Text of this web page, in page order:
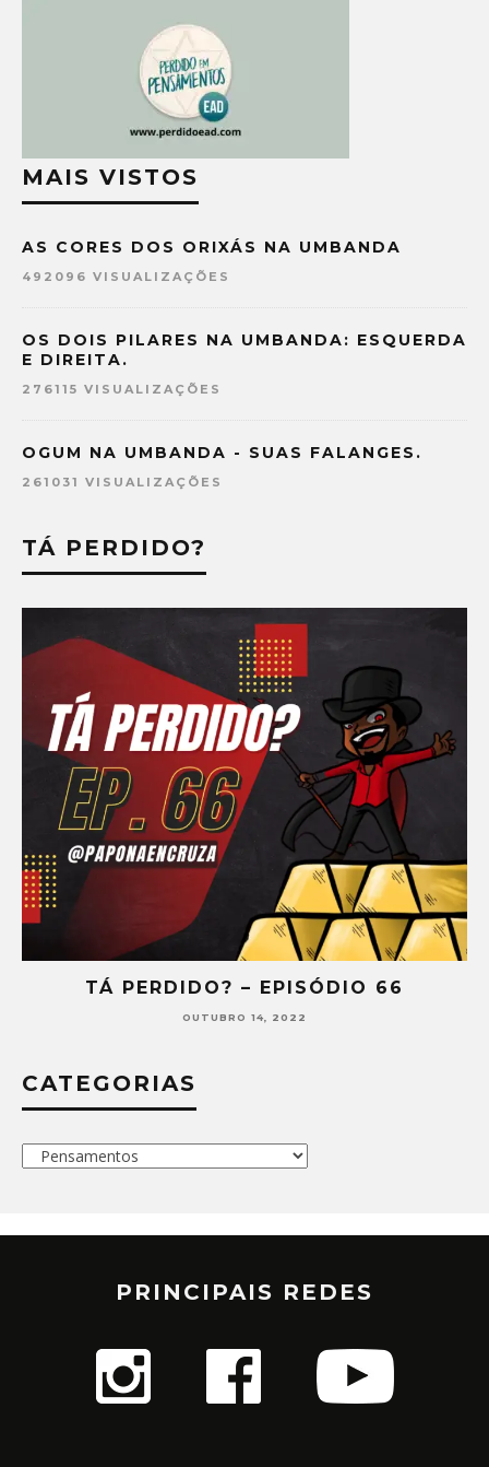
MAIS VISTOS
AS CORES DOS ORIXÁS NA UMBANDA
492096 VISUALIZAÇÕES
OS DOIS PILARES NA UMBANDA: ESQUERDA
E DIREITA.
276115 VISUALIZAÇÕES
OGUM NA UMBANDA - SUAS FALANGES.
261031 VISUALIZAÇÕES
TÁ PERDIDO?
TÁ PERDIDO? –
SETEMBRO 30, 2022
CATEGORIAS
Categorias
PRINCIPAIS REDES